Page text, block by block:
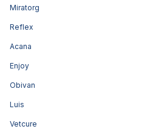
Miratorg
Reflex
Acana
Enjoy
Obivan
Luis
Vetcure